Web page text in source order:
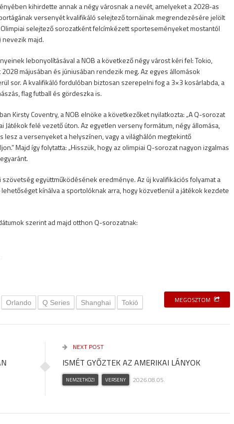
kihirdette annak a négy városnak a nevét, amelyeket a 2028-as
versenyét kvalifikáló selejtező tornáinak megrendezésére jelölt
selejtező sorozatként felcímkézett sporteseményeket mostantól
majd.
lebonyolításával a NOB a következő négy várost kéri fel: Tokio,
májusában és júniusában rendezik meg. Az egyes állomások
sor. A kvalifikáló fordulóban biztosan szerepelni fog a 3×3 kosárlabda, a
flag futball és gördeszka is.
Kirsty Coventry, a NOB elnöke a következőket nyilatkozta: „A Q-sorozat
Játékok felé vezető úton. Az egyetlen verseny formátum, négy állomása,
a versenyeket a helyszínen, vagy a világhálón megtekintő
Majd így folytatta: „Hisszük, hogy az olimpiai Q-sorozat nagyon izgalmas
együttműködésének eredménye. Az új kvalifikációs folyamat a
kínálva a sportolóknak arra, hogy közvetlenül a játékok kezdete
szerint ad majd otthon Q-sorozatnak:
Orlando Q Series Shanghai Tokió MEGOSZTOM
NEXT POST
ISMÉT GYŐZTEK AZ AMERIKAI LÁNYOK
NEMZETKÖZI VERSENY 2026.08.05.